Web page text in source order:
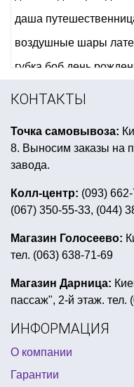
даша
воздушные шары
губка боб день
новогодние носки
подарок коллеге на
пиратская вечеринка
воздушные шары на
баннер праздничный
день рождения в стиле
детские
шляпы ведьм купить
аксессуары в стиле
детский день
костюм новогодний
КОНТАКТЫ
Точка самовывоза:
8. Выносим заказы на
завода.
Колл-центр: (093)
(067) 350-55-33, (044)
Магазин Голосеево:
тел. (063) 638-71-69
Магазин Дарница:
пассаж", 2-й этаж. тел.
ИНФОРМАЦИЯ
О компании
Гарантии